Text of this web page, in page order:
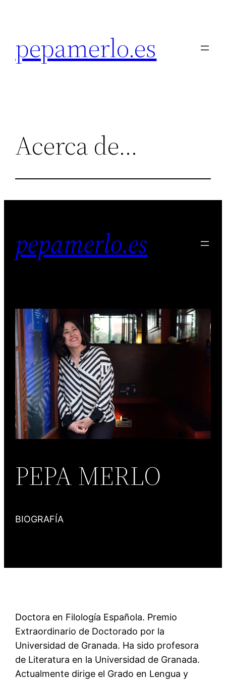
pepamerlo.es
Acerca de…
pepamerlo.es
PEPA MERLO
BIOGRAFÍA
Doctora en Filología Española. Premio
Extraordinario de Doctorado por la
Universidad de Granada. Ha sido profesora
de Literatura en la Universidad de Granada.
Actualmente dirige el Grado en Lengua y